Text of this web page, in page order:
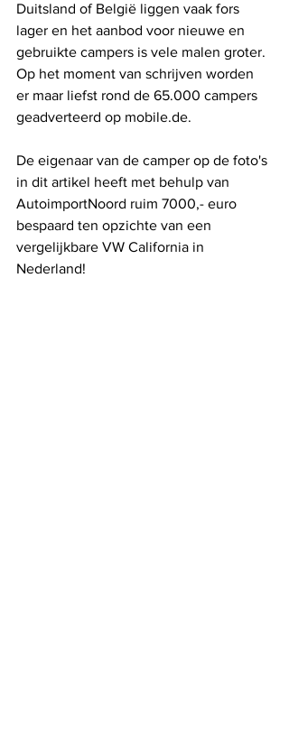
Duitsland of België liggen vaak fors
lager en het aanbod voor nieuwe en
gebruikte campers is vele malen groter.
Op het moment van schrijven worden
er maar liefst rond de 65.000 campers
geadverteerd op mobile.de.
De eigenaar van de camper op de foto's
in dit artikel heeft met behulp van
AutoimportNoord ruim 7000,- euro
bespaard ten opzichte van een
vergelijkbare VW California in
Nederland!